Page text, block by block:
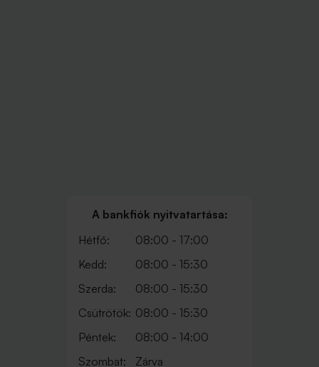
A bankfiók nyitvatartása:
Hétfő:
08:00 - 17:00
Kedd:
08:00 - 15:30
Szerda:
08:00 - 15:30
Csütrötök: 08:00 - 15:30
Péntek:
08:00 - 14:00
Szombat:
Zárva